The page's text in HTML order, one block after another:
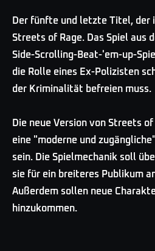
Der fünfte und letzte Titel, der
Streets of Rage. Das Spiel aus
Side-Scrolling-Beat-'em-up-
die Rolle eines Ex-Polizisten
der Kriminalität befreien muss.
Die neue Version von Streets
eine "moderne und
sein. Die Spielmechanik soll
sie für ein breiteres Publikum
Außerdem sollen neue
hinzukommen.